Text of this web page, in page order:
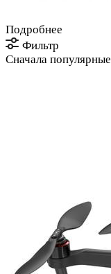
Подробнее
Фильтр
Сначала популярные